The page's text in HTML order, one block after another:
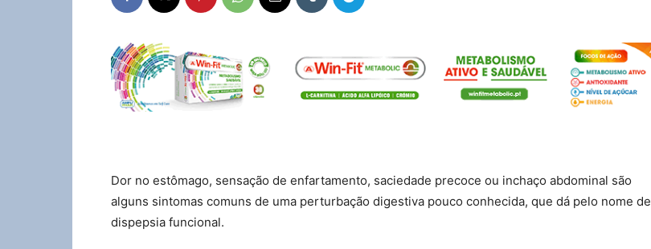
Dor no estômago, sensação de enfartamento, saciedade precoce ou inchaço abdominal são
alguns sintomas comuns de uma perturbação digestiva pouco conhecida, que dá pelo nome de
dispepsia funcional.